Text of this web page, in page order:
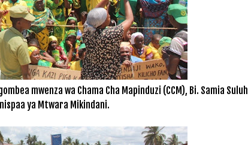
mwenza wa Chama Cha Mapinduzi (CCM), Bi. Samia
ya Mtwara Mikindani.